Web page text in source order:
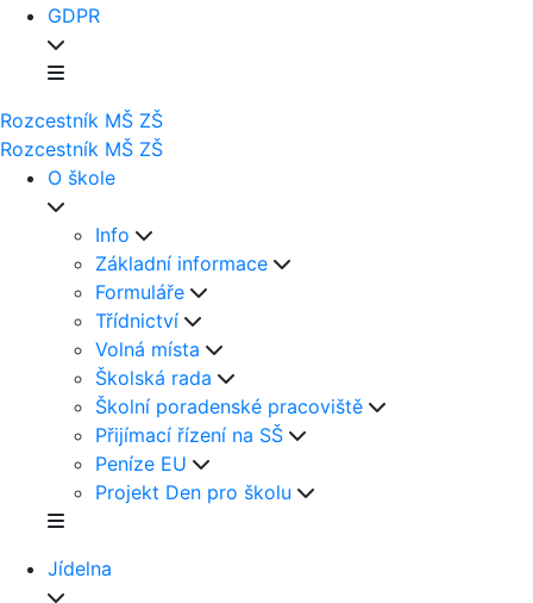
GDPR
Rozcestník MŠ ZŠ
Rozcestník MŠ ZŠ
O škole
Info
Základní informace
Formuláře
Třídnictví
Volná místa
Školská rada
Školní poradenské pracoviště
Přijímací řízení na SŠ
Peníze EU
Projekt Den pro školu
Jídelna